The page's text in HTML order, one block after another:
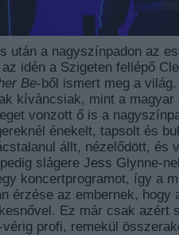
után a nagyszínpadon az
idén a Szigeten fellépő
Be-ből ismert meg a
kíváncsiak, mint a
vonzott ő is a
énekelt, tapsolt és
állt, nézelődött, és
slágere Jess Glynne-
koncertprogramot, így a
érzése az embernek, hogy
Ez már csak azért
profi, remekül